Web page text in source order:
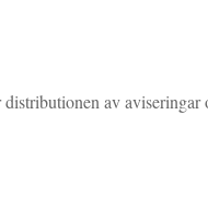
av aviseringar